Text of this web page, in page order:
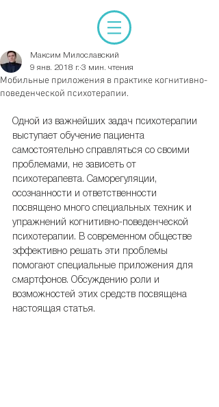
Мобильные приложения в практике когнитивно-
поведенческой психотерапии.
Максим Милославский
9 янв. 2018 г. 3 мин. чтения
Одной из важнейших задач психотерапии
выступает обучение пациента
самостоятельно справляться со своими
проблемами, не зависеть от
психотерапевта. Саморегуляции,
осознанности и ответственности
посвящено много специальных техник и
упражнений когнитивно-поведенческой
психотерапии. В современном обществе
эффективно решать эти проблемы
помогают специальные приложения для
смартфонов. Обсуждению роли и
возможностей этих средств посвящена
настоящая статья.